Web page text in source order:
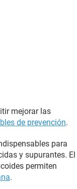
mejorar las
de prevención.
para
y supurantes. El
permiten
.